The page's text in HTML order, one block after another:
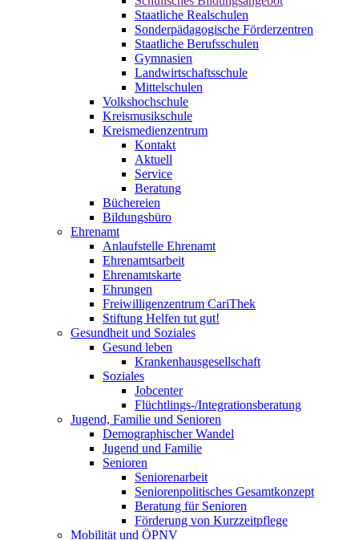
Staatliche Realschulen
Sonderpädagogische Förderzentren
Staatliche Berufsschulen
Gymnasien
Landwirtschaftsschule
Mittelschulen
Volkshochschule
Kreismusikschule
Kreismedienzentrum
Kontakt
Aktuell
Service
Beratung
Büchereien
Bildungsbüro
Ehrenamt
Anlaufstelle Ehrenamt
Ehrenamtsarbeit
Ehrenamtskarte
Ehrungen
Freiwilligenzentrum CariThek
Stiftung Helfen tut gut!
Gesundheit und Soziales
Gesund leben
Krankenhausgesellschaft
Soziales
Jobcenter
Flüchtlings-/Integrationsberatung
Jugend, Familie und Senioren
Demographischer Wandel
Jugend und Familie
Senioren
Seniorenarbeit
Seniorenpolitisches Gesamtkonzept
Beratung für Senioren
Förderung von Kurzzeitpflege
Mobilität und ÖPNV